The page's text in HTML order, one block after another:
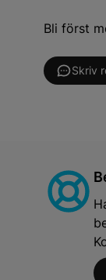
Bli först
Skriv